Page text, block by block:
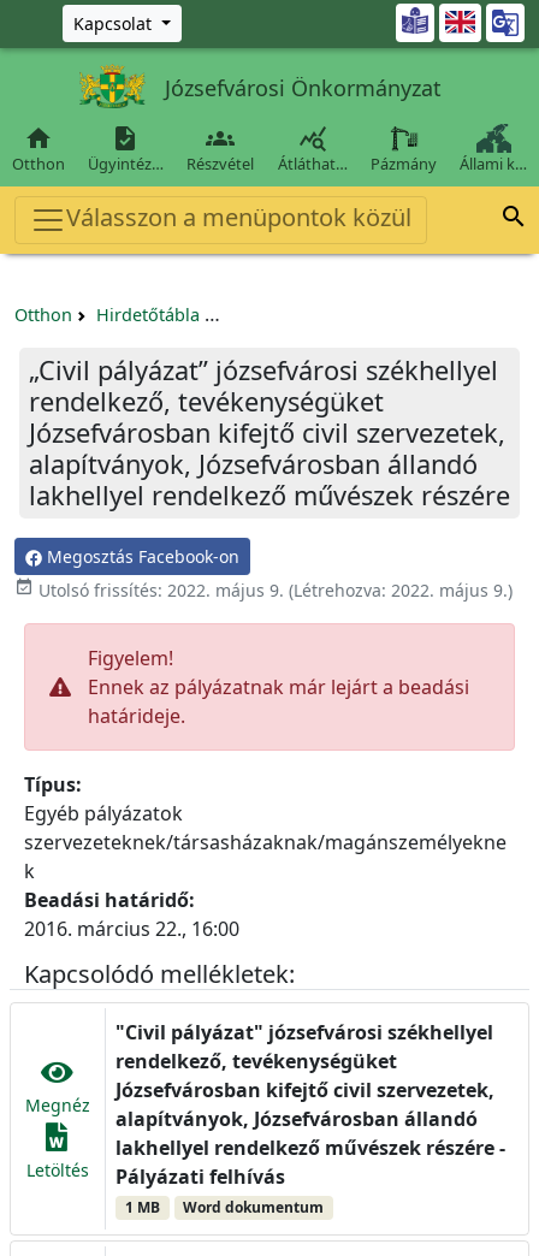
Ugrás a fő tartalomra
Kapcsolat 
Józsefvárosi Önkormányzat

Otthon

Ügyintéz…

Részvétel

Átláthat… Pázmány Állami k…
Válasszon a menüpontok közül 
Otthon Hirdetőtábla
„Civil pályázat” józsefvárosi székhellyel
rendelkező, tevékenységüket
Józsefvárosban kifejtő civil szervezetek,
alapítványok, Józsefvárosban állandó
lakhellyel rendelkező művészek részére
Megosztás Facebook-on
 Utolsó frissítés: 2022. május 9. (Létrehozva: 2022. május 9.)
Figyelem!
Ennek az pályázatnak már lejárt a beadási
határideje.
Típus:
Egyéb pályázatok
szervezeteknek/társasházaknak/magánszemélyekne
k
Beadási határidő:
2016. március 22., 16:00
Kapcsolódó mellékletek:
Megnéz
Letöltés
"Civil pályázat" józsefvárosi székhellyel
rendelkező, tevékenységüket
Józsefvárosban kifejtő civil szervezetek,
alapítványok, Józsefvárosban állandó
lakhellyel rendelkező művészek részére -
Pályázati felhívás
1 MB Word dokumentum